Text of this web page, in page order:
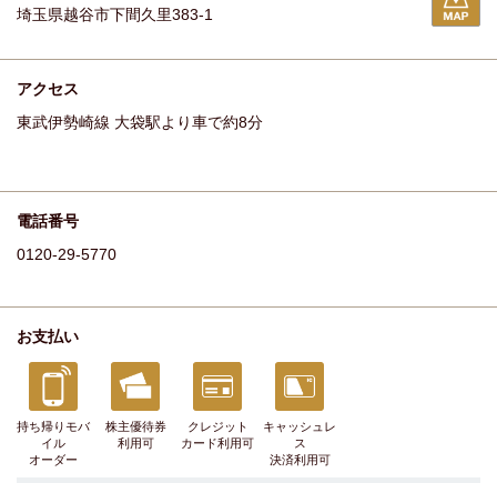
埼玉県越谷市下間久里383-1
アクセス
東武伊勢崎線 大袋駅より車で約8分
電話番号
0120-29-5770
お支払い
持ち帰りモバ
イル
オーダー
株主優待券
利用可
クレジット
カード利用可
キャッシュレ
ス
決済利用可